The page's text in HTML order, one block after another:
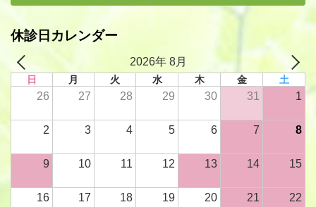
休診日カレンダー
2026年 8月
日 月 火 水 木 金 土
26 27 28 29 30 31 1
2 3 4 5 6 7 8
9 10 11 12 13 14 15
16 17 18 19 20 21 22